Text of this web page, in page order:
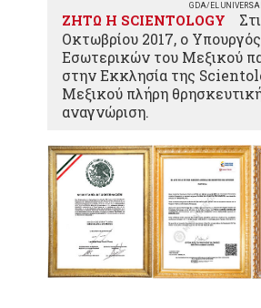
GDA/EL
ΖΗΤΩ Η SCIENTOLOGY
Οκτωβρίου 2017, ο Υπουργός
Εσωτερικών του Μεξικού
στην Εκκλησία της
Μεξικού πλήρη
αναγνώριση.